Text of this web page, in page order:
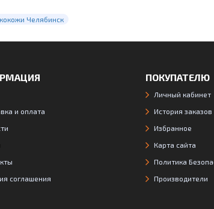
Челябинск
и оплата
соглашения
ПОКУПАТЕЛЮ
Личный кабинет
История заказов
Избранное
Карта сайта
Политика
Производители